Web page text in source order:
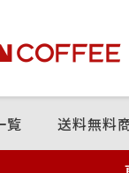
覧 送料無料